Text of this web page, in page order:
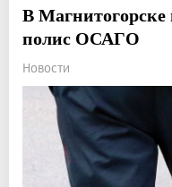
В
полис ОСАГО
Новости